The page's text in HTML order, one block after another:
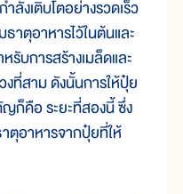
ำลังเติบโตอย่างรวดเร็ว
าตุอาหารไว้ในต้นและ
รับการสร้างเมล็ดและ
งที่สาม ดังนั้นการให้ปุ๋ย
ก็คือ ระยะที่สองนี้ ซึ่ง
ตุอาหารจากปุ๋ยที่ให้